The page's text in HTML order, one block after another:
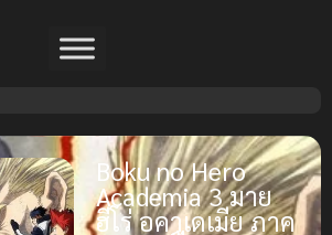
Boku no Hero
Academia 3 มาย
ฮีโร่ อคาเดเมีย ภาค